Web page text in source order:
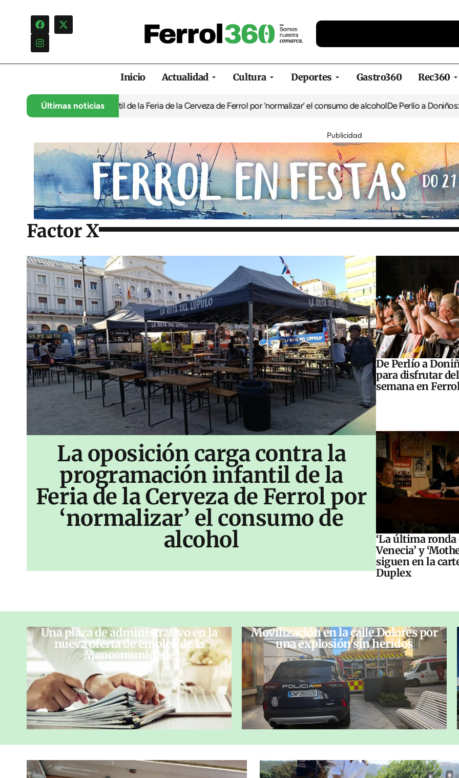
Inicio Actualidad Cultura Deportes Gastro360 Rec360
Últimas noticias
infantil de la Feria de la Cerveza de Ferrol por ‘normalizar’ el consumo de alcoholDe Perlío a Doniños: guía para
Publicidad
Factor X
La oposición carga contra la
programación infantil de la
Feria de la Cerveza de Ferrol por
‘normalizar’ el consumo de
alcohol
De Perlío a
para disfrutar
semana en
‘La última ronda
Venecia’ y
siguen en la
Duplex
Una plaza de administrativo en la
nueva oferta de empleo de la
Mancomunidade
Movilización en la calle Dolores por
una explosión sin heridos